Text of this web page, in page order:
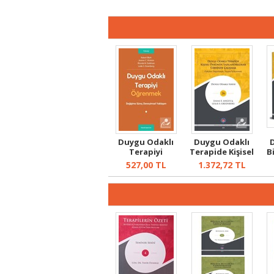
Duygu Odaklı
Terapiyi
Öğrenmek
527,00TL
Duygu Odaklı
Terapide Kişisel
Öykünün Ya...
1.372,72TL